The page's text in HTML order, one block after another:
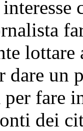
dare un
fare
dei